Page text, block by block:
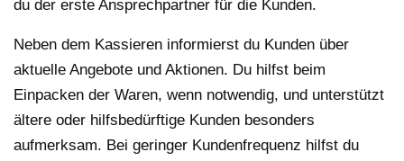
du der erste Ansprechpartner für die Kunden.
Neben dem Kassieren informierst du Kunden über
aktuelle Angebote und Aktionen. Du hilfst beim
Einpacken der Waren, wenn notwendig, und unterstützt
ältere oder hilfsbedürftige Kunden besonders
aufmerksam. Bei geringer Kundenfrequenz hilfst du